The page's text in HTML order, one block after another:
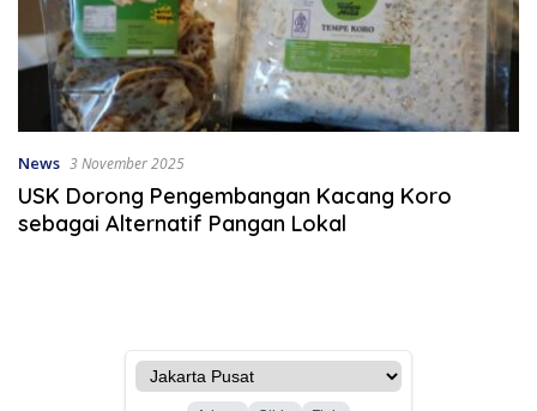
News 3 November 2025
USK Dorong Pengembangan Kacang Koro
sebagai Alternatif Pangan Lokal